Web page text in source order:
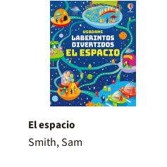
El espacio
Smith, Sam